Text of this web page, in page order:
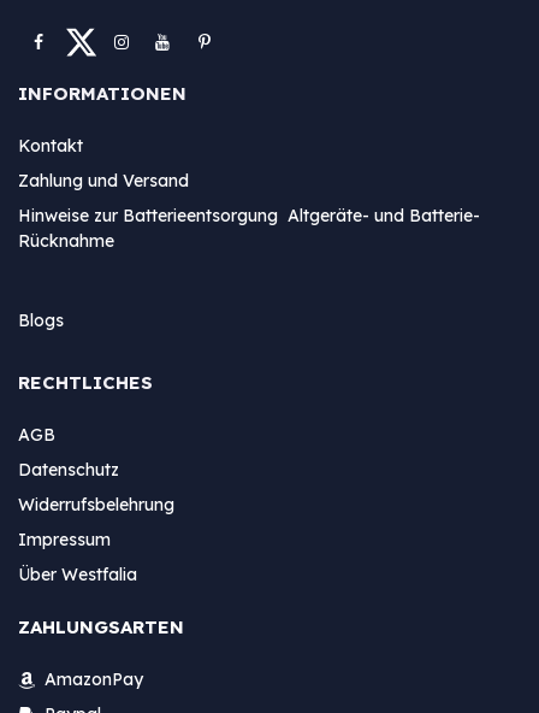
INFORMATIONEN
Kontakt
Zahlung und Versand
Hinweise zur Batterieentsorgung Altgeräte- und Batterie-
Rücknahme
Blogs
RECHTLICHES
AGB
Datenschutz
Widerrufsbelehrung
Impressum
Über Westfalia
ZAHLUNGSARTEN
AmazonPay